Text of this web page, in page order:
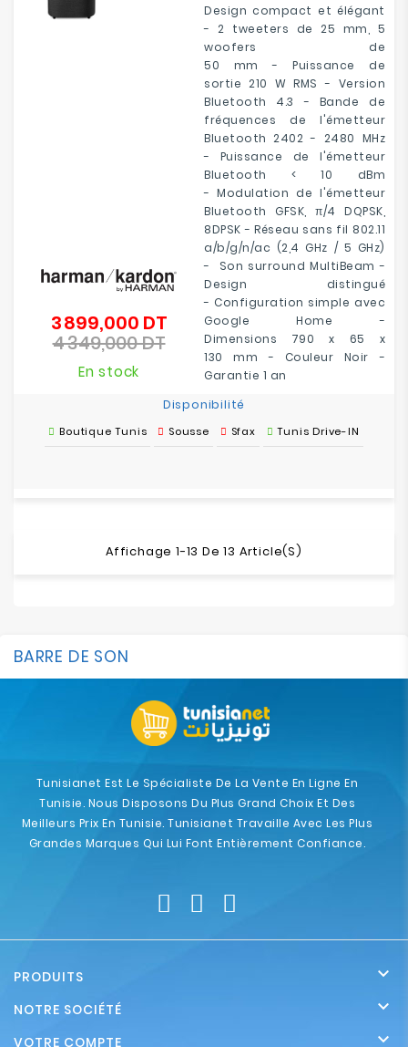
Design compact et élégant
- 2 tweeters de 25 mm, 5
woofers de
50 mm - Puissance de
sortie 210 W RMS - Version
Bluetooth 4.3 - Bande de
fréquences de l'émetteur
Bluetooth 2402 - 2480 MHz
- Puissance de l'émetteur
Bluetooth < 10 dBm
- Modulation de l'émetteur
Bluetooth GFSK, π/4 DQPSK,
8DPSK - Réseau sans fil 802.11
a/b/g/n/ac (2,4 GHz / 5 GHz)
- Son surround MultiBeam -
Design distingué
- Configuration simple avec
Google Home -
Dimensions 790 x 65 x
130 mm - Couleur Noir -
Garantie 1 an
3 899,000 DTPrix
4 349,000 DTPrix
En stock
Disponibilité
Boutique Tunis Sousse Sfax Tunis Drive-IN
Affichage 1-13 De 13 Article(s)
BARRE DE SON
Tunisianet Est Le Spécialiste De La Vente En Ligne En
Tunisie. Nous Disposons Du Plus Grand Choix Et Des
Meilleurs Prix En Tunisie. Tunisianet Travaille Avec Les Plus
Grandes Marques Qui Lui Font Entièrement Confiance.
PRODUITS 
NOTRE SOCIÉTÉ 
VOTRE COMPTE 